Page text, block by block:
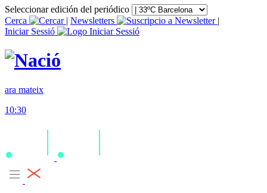
Seleccionar edición del periódico
Cerca
| Newsletters
|
Iniciar Sessió
ara mateix
10:30